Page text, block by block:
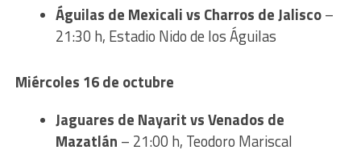
Águilas de Mexicali vs Charros de Jalisco–
21:30 h, Estadio Nido de los Águilas
Miércoles 16 de octubre
Jaguares de Nayarit vs Venados de
Mazatlán – 21:00 h, Teodoro Mariscal